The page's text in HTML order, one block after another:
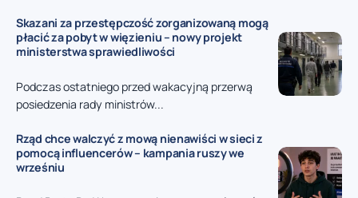
Skazani za przestępczość zorganizowaną mogą
płacić za pobyt w więzieniu – nowy projekt
ministerstwa sprawiedliwości
Podczas ostatniego przed wakacyjną przerwą
posiedzenia rady ministrów...
Rząd chce walczyć z mową nienawiści w sieci z
pomocą influencerów – kampania ruszy we
wrześniu